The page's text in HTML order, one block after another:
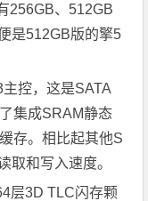
256GB、512GB
是512GB版的擎5
控，这是SATA
集成SRAM静态
存。相比起其他S
取和写入速度。
层3D TLC闪存颗